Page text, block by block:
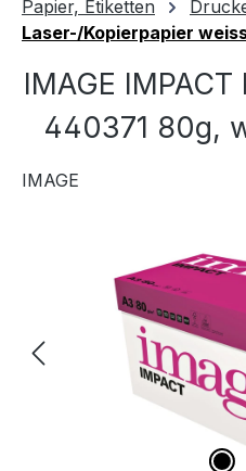
Papier, Etiketten
Laser-/Kopierpapier
IMAGE
440371 80g,
IMAGE
Bildergalerie überspringen